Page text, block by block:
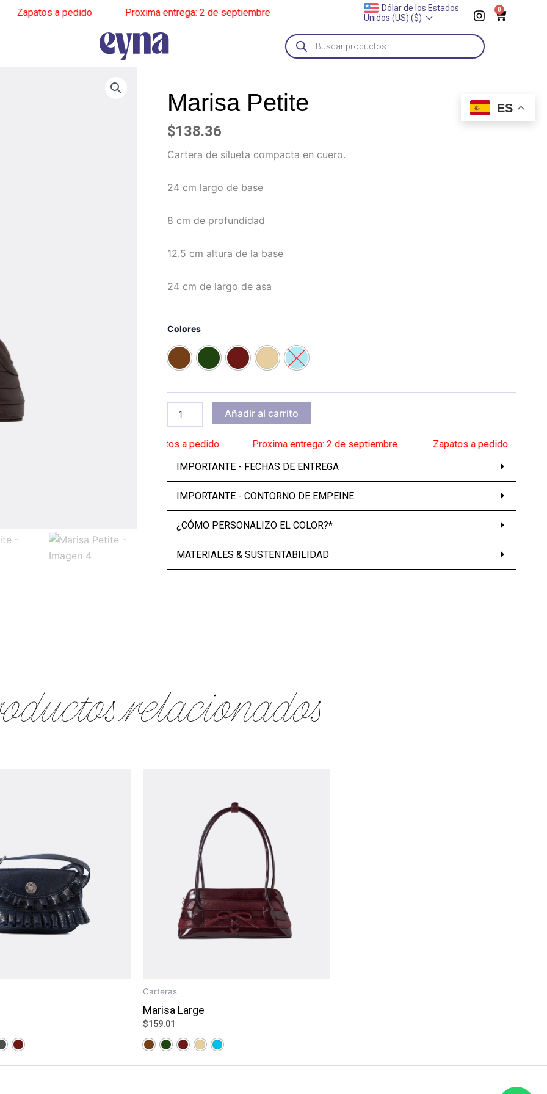
a pedido______ Proxima entrega: 2 de septiembre______ ______Proxima entrega: 2 de septiembre
Dólar de los Estados
Unidos (US) ($)
I
n
s
t
a
m
0 Cart
Búsqueda
de
productos
Marisa Petite
$138.36
Cartera de silueta compacta en cuero.
24 cm largo de base
8 cm de profundidad
12.5 cm altura de la base
24 cm de largo de asa
Colores
Petite
Añadir al carrito
Zapatos a pedido______ Proxima entrega: 2 de septiembre______ Zapatos a pedido______
IMPORTANTE - FECHAS DE ENTREGA
IMPORTANTE - CONTORNO DE EMPEINE
¿CÓMO PERSONALIZO EL COLOR?*
MATERIALES & SUSTENTABILIDAD
relacionados
Carteras
Marisa Large
$159.01
ES